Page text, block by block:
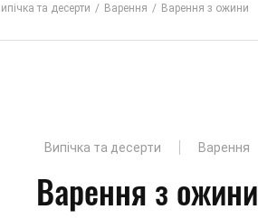
та десерти Варення Варення з ожини
Випічка та десерти Варення
Варення з ожини